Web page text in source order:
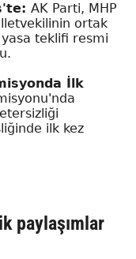
AK Parti, MHP
ortak
yasa teklifi resmi
İlk
ilk kez
paylaşımlar